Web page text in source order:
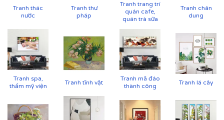
Tranh thác
nước
Tranh thư
pháp
Tranh trang trí
quán cafe,
quán trà sữa
Tranh chân
dung
Tranh spa,
thẩm mỹ viện
Tranh tĩnh vật
Tranh mã đáo
thành công
Tranh lá cây